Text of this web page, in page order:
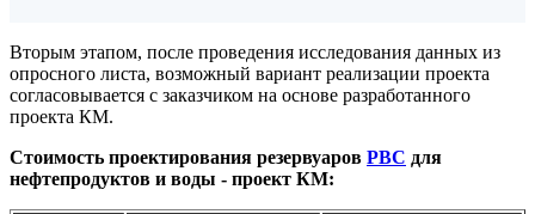
Вторым этапом, после проведения исследования данных из
опросного листа, возможный вариант реализации проекта
согласовывается с заказчиком на основе разработанного
проекта КМ.
Стоимость проектирования резервуаров РВС для
нефтепродуктов и воды - проект КМ: